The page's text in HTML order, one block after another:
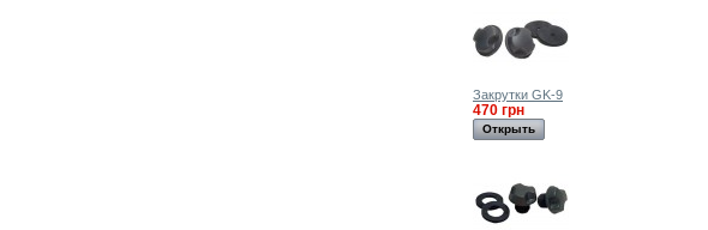
Закрутки GK-9
470 грн
Открыть